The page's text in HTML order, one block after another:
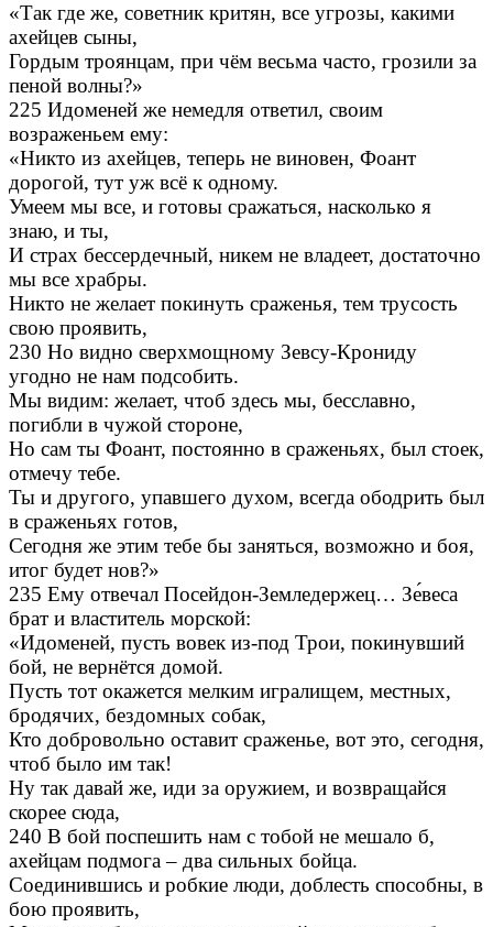
«Так где же, советник критян, все угрозы, какими
ахейцев сыны,
Гордым троянцам, при чём весьма часто, грозили за
пеной волны?»
225 Идоменей же немедля ответил, своим
возраженьем ему:
«Никто из ахейцев, теперь не виновен, Фоант
дорогой, тут уж всё к одному.
Умеем мы все, и готовы сражаться, насколько я
знаю, и ты,
И страх бессердечный, никем не владеет, достаточно
мы все храбры.
Никто не желает покинуть сраженья, тем трусость
свою проявить,
230 Но видно сверхмощному Зевсу-Крониду
угодно не нам подсобить.
Мы видим: желает, чтоб здесь мы, бесславно,
погибли в чужой стороне,
Но сам ты Фоант, постоянно в сраженьях, был стоек,
отмечу тебе.
Ты и другого, упавшего духом, всегда ободрить был
в сраженьях готов,
Сегодня же этим тебе бы заняться, возможно и боя,
итог будет нов?»
235 Ему отвечал Посейдон-Земледержец… Зе́веса
брат и властитель морской:
«Идоменей, пусть вовек из-под Трои, покинувший
бой, не вернётся домой.
Пусть тот окажется мелким игралищем, местных,
бродячих, бездомных собак,
Кто добровольно оставит сраженье, вот это, сегодня,
чтоб было им так!
Ну так давай же, иди за оружием, и возвращайся
скорее сюда,
240 В бой поспешить нам с тобой не мешало б,
ахейцам подмога – два сильных бойца.
Соединившись и робкие люди, доблесть способны, в
бою проявить,